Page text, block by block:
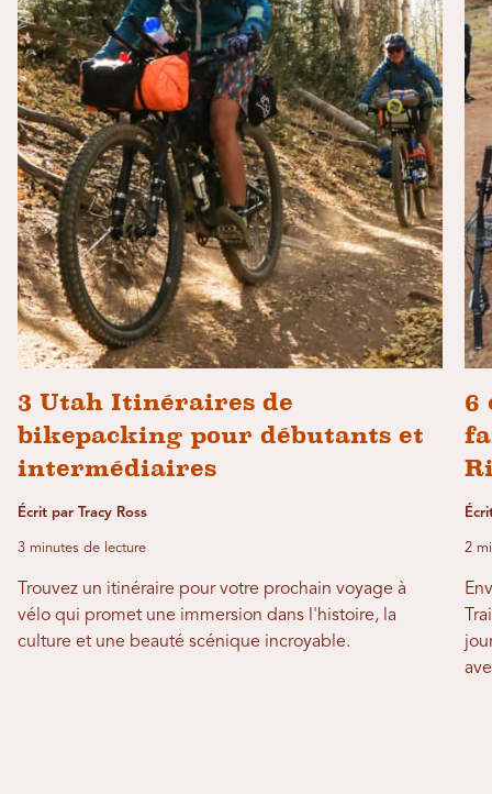
3 Utah Itinéraires de
bikepacking pour débutants et
intermédiaires
Écrit par Tracy Ross
3 minutes de lecture
Trouvez un itinéraire pour votre prochain voyage à
vélo qui promet une immersion dans l'histoire, la
culture et une beauté scénique incroyable.
6
2